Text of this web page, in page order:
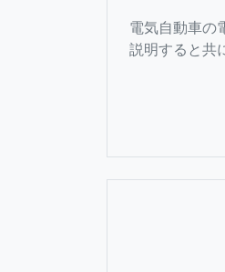
電気自動車の
説明すると共